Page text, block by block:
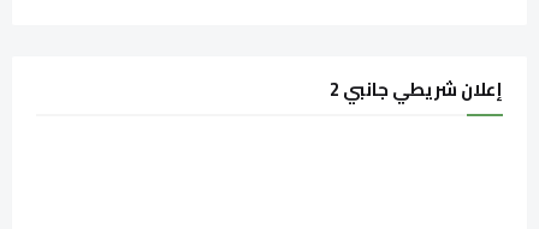
إعلان شريطي جانبي 2